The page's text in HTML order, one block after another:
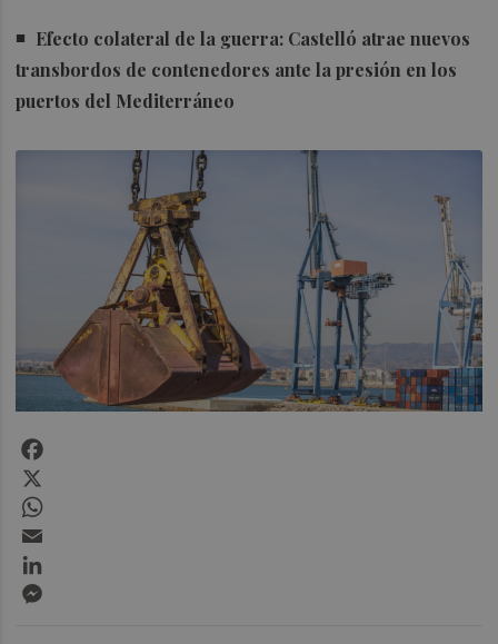
Efecto colateral de la guerra: Castelló atrae nuevos
transbordos de contenedores ante la presión en los
puertos del Mediterráneo